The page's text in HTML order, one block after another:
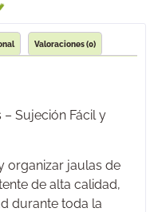
Valoraciones (0)
Sujeción Fácil y
organizar jaulas de
de alta calidad,
durante toda la